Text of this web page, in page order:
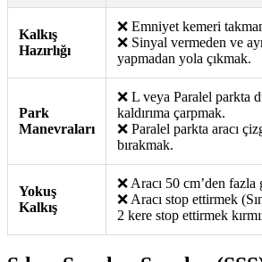
Kalkış
Hazırlığı
❌ Emniyet kemeri
❌ Sinyal vermeden ve
yapmadan yola çıkmak.
Park
Manevraları
❌ L veya Paralel parkta
kaldırıma çarpmak.
❌ Paralel parkta aracı
bırakmak.
Yokuş
Kalkış
❌ Aracı 50 cm’den fazla
❌ Aracı stop ettirmek
2 kere stop ettirmek